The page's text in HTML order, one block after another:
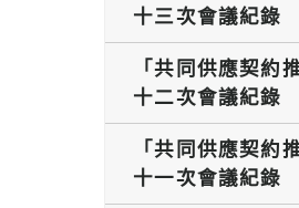
十三次會議紀錄
「共同供應契約
十二次會議紀錄
「共同供應契約
十一次會議紀錄